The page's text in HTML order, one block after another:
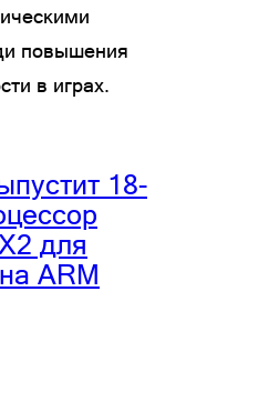
повышения
в играх.
18-
для
ARM